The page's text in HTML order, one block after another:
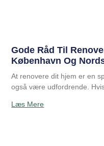
Gode Råd Til
København Og
At renovere dit hjem er en
også være udfordrende.
Læs Mere